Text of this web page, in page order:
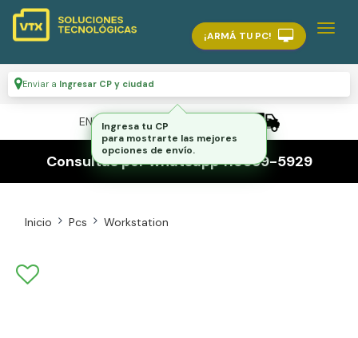
¡ARMÁ TU PC!
Enviar a Ingresar CP y ciudad
ENVÍO GRATIS A TODO EL PAÍS
Consultas por whatsapp 116559-5929
Inicio Pcs Workstation